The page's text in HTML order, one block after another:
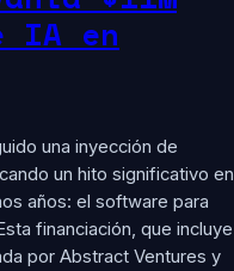
IA en
una inyección de
un hito significativo en
años: el software para
financiación, que incluye
por Abstract Ventures y